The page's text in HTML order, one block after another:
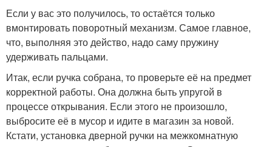
Если у вас это получилось, то остаётся только
вмонтировать поворотный механизм. Самое главное,
что, выполняя это действо, надо саму пружину
удерживать пальцами.
Итак, если ручка собрана, то проверьте её на предмет
корректной работы. Она должна быть упругой в
процессе открывания. Если этого не произошло,
выбросите её в мусор и идите в магазин за новой.
Кстати, установка дверной ручки на межкомнатную